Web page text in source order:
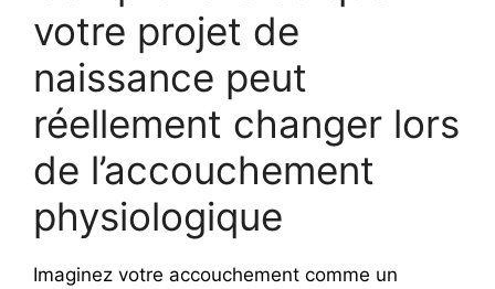
votre projet de
naissance peut
réellement changer lors
de l’accouchement
physiologique
Imaginez votre accouchement comme un